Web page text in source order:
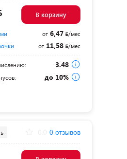
В корзину
от6,47
/мес
от11,58 /мес
3.48
до 10%
0 отзывов